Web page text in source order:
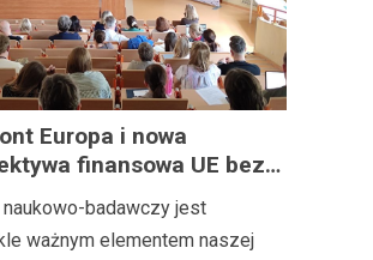
Europa i nowa
finansowa UE bez
badawczy jest
ważnym elementem naszej